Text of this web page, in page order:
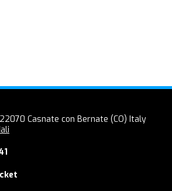
Casnate con Bernate (CO) Italy